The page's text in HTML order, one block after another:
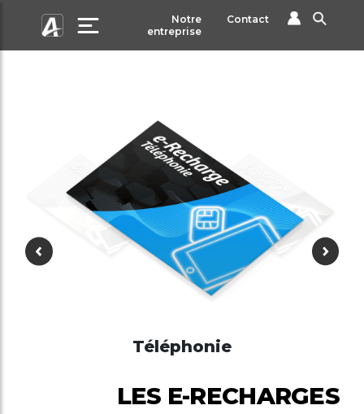
Notre
entreprise
Contact
Téléphonie
LES E-RECHARGES